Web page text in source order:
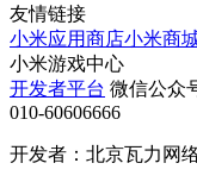
友情链接
小米应用商店小米商
小米游戏中心
开发者平台 微信公众
010-60606666
开发者：北京瓦力网